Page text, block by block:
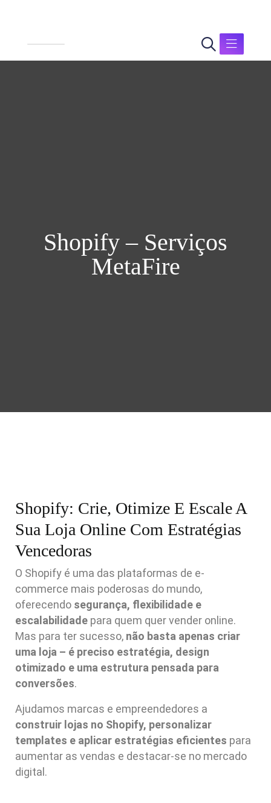
Shopify – Serviços
MetaFire
Shopify: Crie, Otimize E Escale A
Sua Loja Online Com Estratégias
Vencedoras
O Shopify é uma das plataformas de e-
commerce mais poderosas do mundo,
oferecendo segurança, flexibilidade e
escalabilidade para quem quer vender online.
Mas para ter sucesso, não basta apenas criar
uma loja – é preciso estratégia, design
otimizado e uma estrutura pensada para
conversões.
Ajudamos marcas e empreendedores a
construir lojas no Shopify, personalizar
templates e aplicar estratégias eficientes para
aumentar as vendas e destacar-se no mercado
digital.